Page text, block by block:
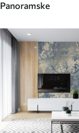
Panoramske